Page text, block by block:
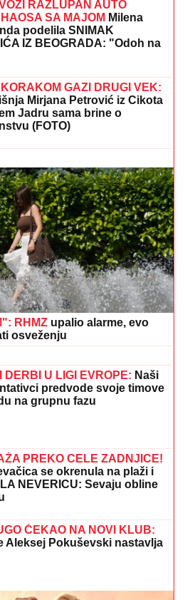
OBJAVA JOVANE
NAKON ŠTO SE DRAGAN
izazvala pažnju
bio je njena velika ljubav
MAJU"Boginja progovorila o
Elite, oplela po Aneli: "Ona je
(73) SA KARABURME
INTIMNIM ODNOSOM, PA
Jezivi detalji zločina:
pertlama RUKE I NOGE!
RAZLUPAN AUTO
podelila SNIMAK
IZ BEOGRADA: "Odoh na
vama srećno bilo"
STANIJA ĆE DA IZGUBI
u Elitu 10, pretnjama i
evra, idem u američku